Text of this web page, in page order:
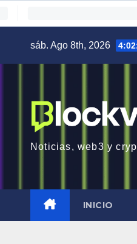
sáb. Ago 8th, 2026
Noticias, web3 y
INICIO